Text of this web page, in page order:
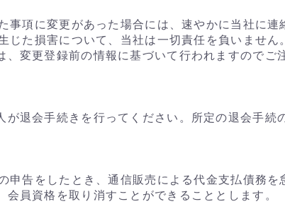
項に変更があった場合には、速やかに当社に連
じた損害について、当社は一切責任を負いません
変更登録前の情報に基づいて行われますのでご
退会手続きを行ってください。所定の退会手続
申告をしたとき、通信販売による代金支払債務
員資格を取り消すことができることとします。